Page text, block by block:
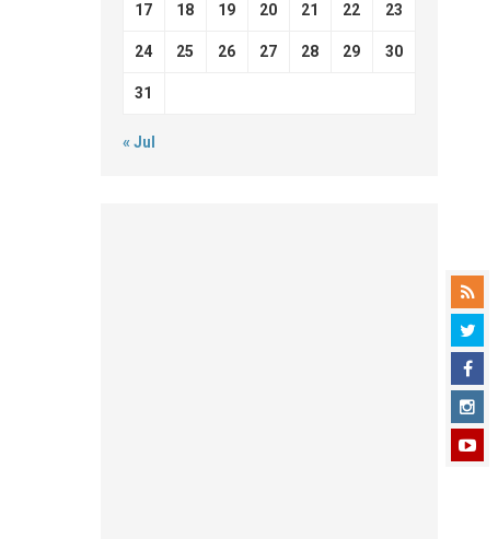
17 18 19 20 21 22 23
24 25 26 27 28 29 30
31
« Jul